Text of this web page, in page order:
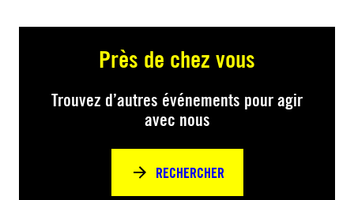
Près de chez vous
Trouvez d’autres événements pour agir
avec nous
RECHERCHER